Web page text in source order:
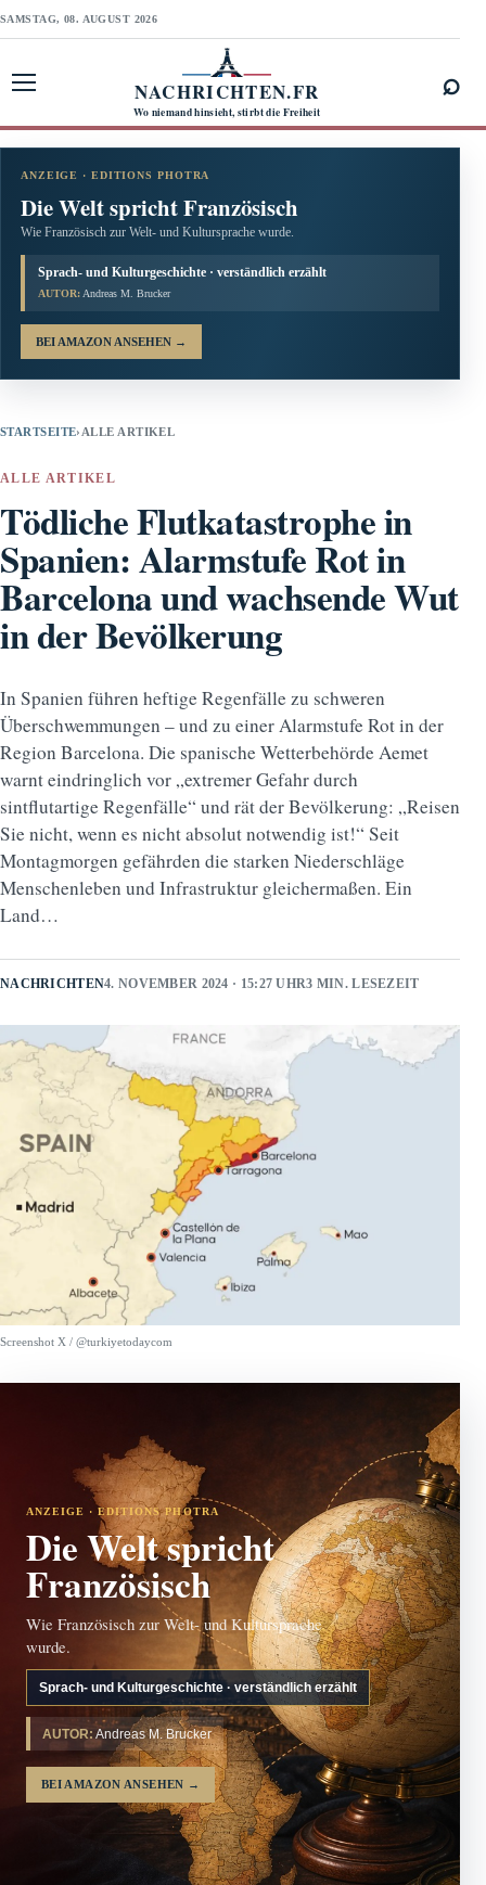
SAMSTAG, 08. AUGUST 2026
NACHRICHTEN.FR
Wo niemand hinsieht, stirbt die Freiheit
⌕
ANZEIGE · EDITIONS PHOTRA
Die Welt spricht Französisch
Wie Französisch zur Welt- und Kultursprache wurde.
Sprach- und Kulturgeschichte · verständlich erzählt
AUTOR: Andreas M. Brucker
BEI AMAZON ANSEHEN →
STARTSEITE› ALLE ARTIKEL
ALLE ARTIKEL
Tödliche Flutkatastrophe in
Spanien: Alarmstufe Rot in
Barcelona und wachsende Wut
in der Bevölkerung
In Spanien führen heftige Regenfälle zu schweren
Überschwemmungen – und zu einer Alarmstufe Rot in der
Region Barcelona. Die spanische Wetterbehörde Aemet
warnt eindringlich vor „extremer Gefahr durch
sintflutartige Regenfälle“ und rät der Bevölkerung: „Reisen
Sie nicht, wenn es nicht absolut notwendig ist!“ Seit
Montagmorgen gefährden die starken Niederschläge
Menschenleben und Infrastruktur gleichermaßen. Ein
Land…
NACHRICHTEN4. NOVEMBER 2024 · 15:27 UHR3 MIN. LESEZEIT
Screenshot X / @turkiyetodaycom
ANZEIGE · EDITIONS PHOTRA
Die Welt spricht
Französisch
Wie Französisch zur Welt- und Kultursprache
wurde.
Sprach- und Kulturgeschichte · verständlich erzählt
AUTOR: Andreas M. Brucker
BEI AMAZON ANSEHEN →